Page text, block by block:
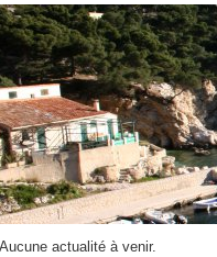
Aucune actualité à venir.